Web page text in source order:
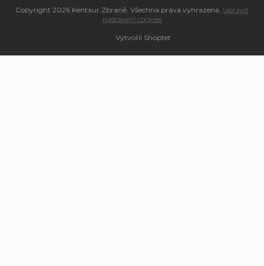
Vytvořil Shoptet
Copyright 2026 Kentaur Zbraně . Všechna práva vyhrazena. Upravit
nastavení cookies